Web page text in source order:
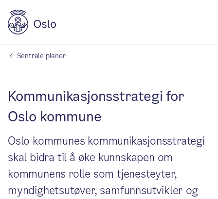
Sentrale planer
Kommunikasjonsstrategi for
Oslo kommune
Oslo kommunes kommunikasjonsstrategi
skal bidra til å øke kunnskapen om
kommunens rolle som tjenesteyter,
myndighetsutøver, samfunnsutvikler og